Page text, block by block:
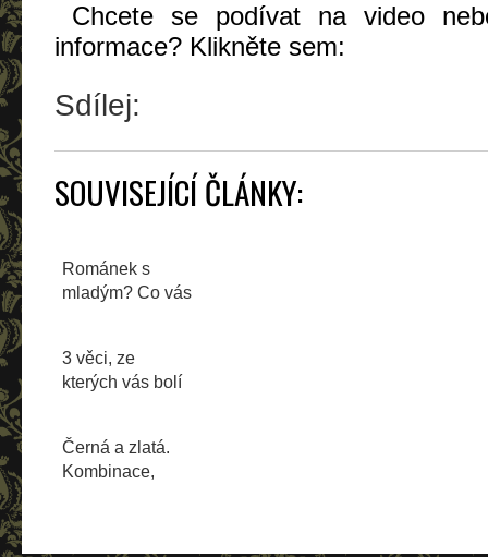
Chcete se podívat na video
informace? Klikněte sem:
Sdílej:
SOUVISEJÍCÍ ČLÁNKY:
Románek s
mladým? Co vás
3 věci, ze
kterých vás bolí
Černá a zlatá.
Kombinace,